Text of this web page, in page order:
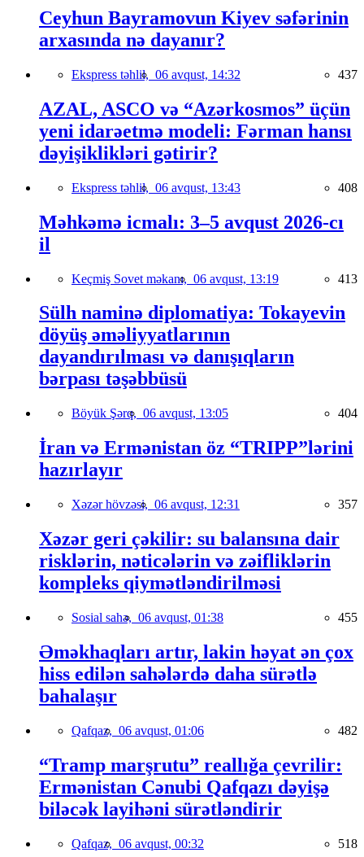
Ceyhun Bayramovun Kiyev səfərinin
arxasında nə dayanır?
Ekspress təhlil, 06 avqust, 14:32 437
AZAL, ASCO və “Azərkosmos” üçün
yeni idarəetmə modeli: Fərman hansı
dəyişiklikləri gətirir?
Ekspress təhlil, 06 avqust, 13:43 408
Məhkəmə icmalı: 3–5 avqust 2026-cı
il
Keçmiş Sovet məkanı, 06 avqust, 13:19 413
Sülh naminə diplomatiya: Tokayevin
döyüş əməliyyatlarının
dayandırılması və danışıqların
bərpası təşəbbüsü
Böyük Şərq, 06 avqust, 13:05 404
İran və Ermənistan öz “TRIPP”lərini
hazırlayır
Xəzər hövzəsi, 06 avqust, 12:31 357
Xəzər geri çəkilir: su balansına dair
risklərin, nəticələrin və zəifliklərin
kompleks qiymətləndirilməsi
Sosial sahə, 06 avqust, 01:38 455
Əməkhaqları artır, lakin həyat ən çox
hiss edilən sahələrdə daha sürətlə
bahalaşır
Qafqaz, 06 avqust, 01:06 482
“Tramp marşrutu” reallığa çevrilir:
Ermənistan Cənubi Qafqazı dəyişə
biləcək layihəni sürətləndirir
Qafqaz, 06 avqust, 00:32 518